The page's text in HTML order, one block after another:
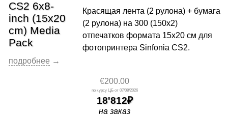
Красящая лента (2 рулона) + бумага
(2 рулона) на 300 (150x2)
отпечатков формата 15x20 cм для
фотопринтера Sinfonia CS2.
€200.00
07/08/2026
18'812
на заказ